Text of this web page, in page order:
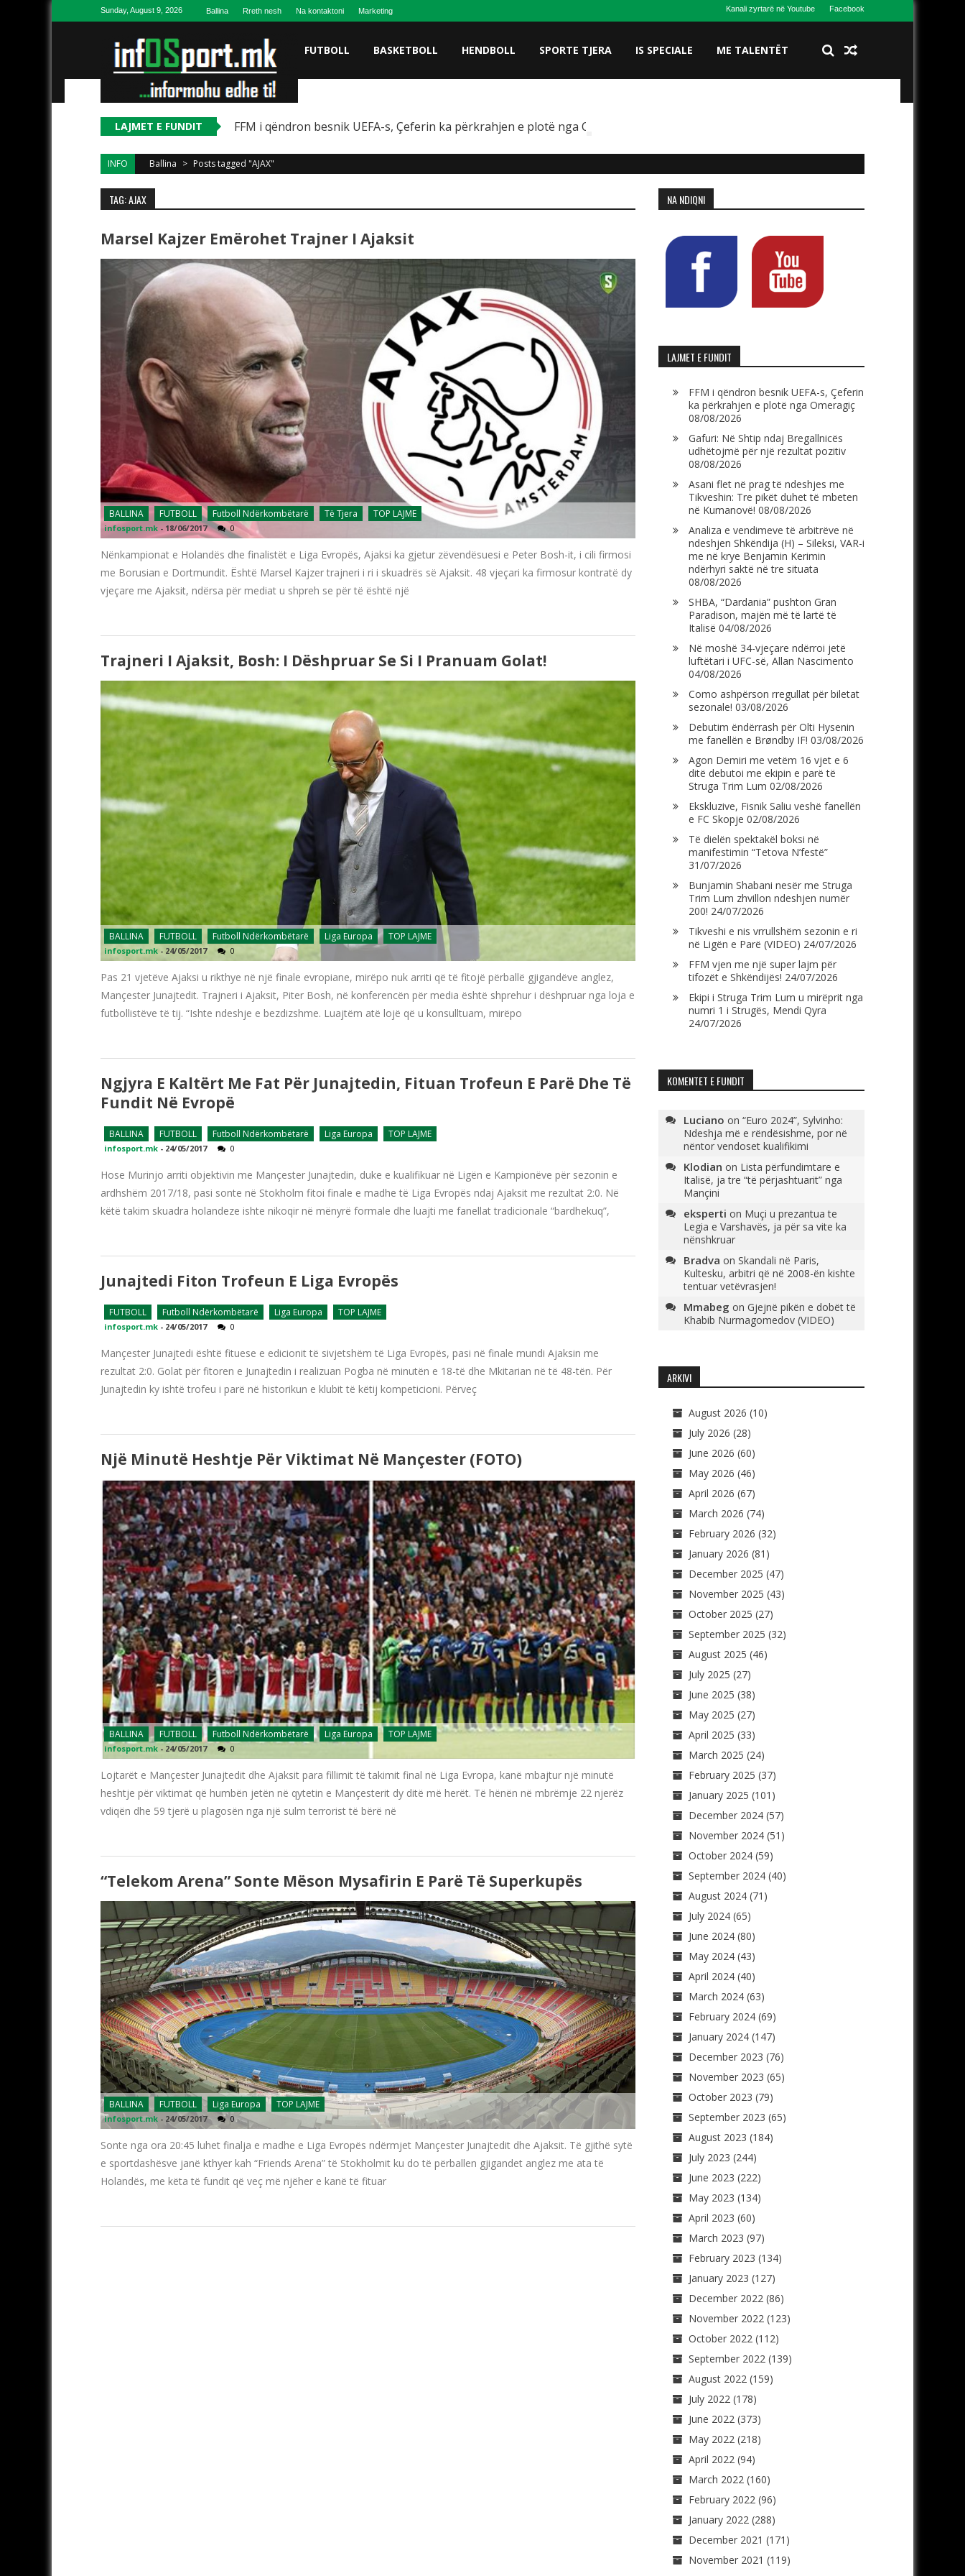
Skip to contentSunday, August 9, 2026 Ballina Rreth nesh Na kontaktoni Marketing Kanali zyrtarë në Youtube Facebook
FUTBOLL BASKETBOLL HENDBOLL SPORTE TJERA IS SPECIALE ME TALENTËT
LAJMET E FUNDIT FFM i qëndron besnik UEFA-s, Çeferin ka përkrahjen e plotë nga Omeragiç
INFO Ballina > Posts tagged "AJAX"
TAG: AJAX
Marsel Kajzer Emërohet Trajner I Ajaksit
BALLINA FUTBOLL Futboll Ndërkombëtarë Të Tjera TOP LAJME
infosport.mk - 18/06/2017 0
Nënkampionat e Holandës dhe finalistët e Liga Evropës, Ajaksi ka gjetur zëvendësuesi e Peter Bosh-it, i cili firmosi
me Borusian e Dortmundit. Është Marsel Kajzer trajneri i ri i skuadrës së Ajaksit. 48 vjeçari ka firmosur kontratë dy
vjeçare me Ajaksit, ndërsa për mediat u shpreh se për të është një
Trajneri I Ajaksit, Bosh: I Dëshpruar Se Si I Pranuam Golat!
BALLINA FUTBOLL Futboll Ndërkombëtarë Liga Europa TOP LAJME
infosport.mk - 24/05/2017 0
Pas 21 vjetëve Ajaksi u rikthye në një finale evropiane, mirëpo nuk arriti që të fitojë përballë gjigandëve anglez,
Mançester Junajtedit. Trajneri i Ajaksit, Piter Bosh, në konferencën për media është shprehur i dëshpruar nga loja e
futbollistëve të tij. “Ishte ndeshje e bezdizshme. Luajtëm atë lojë që u konsulltuam, mirëpo
Ngjyra E Kaltërt Me Fat Për Junajtedin, Fituan Trofeun E Parë Dhe Të
Fundit Në Evropë
BALLINA FUTBOLL Futboll Ndërkombëtarë Liga Europa TOP LAJME
infosport.mk - 24/05/2017 0
Hose Murinjo arriti objektivin me Mançester Junajtedin, duke e kualifikuar në Ligën e Kampionëve për sezonin e
ardhshëm 2017/18, pasi sonte në Stokholm fitoi finale e madhe të Liga Evropës ndaj Ajaksit me rezultat 2:0. Në
këtë takim skuadra holandeze ishte nikoqir në mënyrë formale dhe luajti me fanellat tradicionale “bardhekuq”,
Junajtedi Fiton Trofeun E Liga Evropës
FUTBOLL Futboll Ndërkombëtarë Liga Europa TOP LAJME
infosport.mk - 24/05/2017 0
Mançester Junajtedi është fituese e edicionit të sivjetshëm të Liga Evropës, pasi në finale mundi Ajaksin me
rezultat 2:0. Golat për fitoren e Junajtedin i realizuan Pogba në minutën e 18-të dhe Mkitarian në të 48-tën. Për
Junajtedin ky ishtë trofeu i parë në historikun e klubit të këtij kompeticioni. Përveç
Një Minutë Heshtje Për Viktimat Në Mançester (FOTO)
BALLINA FUTBOLL Futboll Ndërkombëtarë Liga Europa TOP LAJME
infosport.mk - 24/05/2017 0
Lojtarët e Mançester Junajtedit dhe Ajaksit para fillimit të takimit final në Liga Evropa, kanë mbajtur një minutë
heshtje për viktimat që humbën jetën në qytetin e Mançesterit dy ditë më herët. Të hënën në mbrëmje 22 njerëz
vdiqën dhe 59 tjerë u plagosën nga një sulm terrorist të bërë në
“Telekom Arena” Sonte Mëson Mysafirin E Parë Të Superkupës
BALLINA FUTBOLL Liga Europa TOP LAJME
infosport.mk - 24/05/2017 0
Sonte nga ora 20:45 luhet finalja e madhe e Liga Evropës ndërmjet Mançester Junajtedit dhe Ajaksit. Të gjithë sytë
e sportdashësve janë kthyer kah “Friends Arena” të Stokholmit ku do të përballen gjigandet anglez me ata të
Holandës, me këta të fundit që veç më njëher e kanë të fituar
NA NDIQNI
LAJMET E FUNDIT
FFM i qëndron besnik UEFA-s, Çeferin
ka përkrahjen e plotë nga Omeragiç
08/08/2026
Gafuri: Në Shtip ndaj Bregallnicës
udhëtojmë për një rezultat pozitiv
08/08/2026
Asani flet në prag të ndeshjes me
Tikveshin: Tre pikët duhet të mbeten
në Kumanovë! 08/08/2026
Analiza e vendimeve të arbitrëve në
ndeshjen Shkëndija (H) – Sileksi, VAR-i
me në krye Benjamin Kerimin
ndërhyri saktë në tre situata
08/08/2026
SHBA, “Dardania” pushton Gran
Paradison, majën më të lartë të
Italisë 04/08/2026
Në moshë 34-vjeçare ndërroi jetë
luftëtari i UFC-së, Allan Nascimento
04/08/2026
Como ashpërson rregullat për biletat
sezonale! 03/08/2026
Debutim ëndërrash për Olti Hysenin
me fanellën e Brøndby IF! 03/08/2026
Agon Demiri me vetëm 16 vjet e 6
ditë debutoi me ekipin e parë të
Struga Trim Lum 02/08/2026
Ekskluzive, Fisnik Saliu veshë fanellën
e FC Skopje 02/08/2026
Të dielën spektakël boksi në
manifestimin “Tetova N’festë”
31/07/2026
Bunjamin Shabani nesër me Struga
Trim Lum zhvillon ndeshjen numër
200! 24/07/2026
Tikveshi e nis vrrullshëm sezonin e ri
në Ligën e Parë (VIDEO) 24/07/2026
FFM vjen me një super lajm për
tifozët e Shkëndijës! 24/07/2026
Ekipi i Struga Trim Lum u mirëprit nga
numri 1 i Strugës, Mendi Qyra
24/07/2026
KOMENTET E FUNDIT
Luciano on “Euro 2024”, Sylvinho:
Ndeshja më e rëndësishme, por në
nëntor vendoset kualifikimi
Klodian on Lista përfundimtare e
Italisë, ja tre “të përjashtuarit” nga
Mançini
eksperti on Muçi u prezantua te
Legia e Varshavës, ja për sa vite ka
nënshkruar
Bradva on Skandali në Paris,
Kultesku, arbitri që në 2008-ën kishte
tentuar vetëvrasjen!
Mmabeg on Gjejnë pikën e dobët të
Khabib Nurmagomedov (VIDEO)
ARKIVI
August 2026 (10)
July 2026 (28)
June 2026 (60)
May 2026 (46)
April 2026 (67)
March 2026 (74)
February 2026 (32)
January 2026 (81)
December 2025 (47)
November 2025 (43)
October 2025 (27)
September 2025 (32)
August 2025 (46)
July 2025 (27)
June 2025 (38)
May 2025 (27)
April 2025 (33)
March 2025 (24)
February 2025 (37)
January 2025 (101)
December 2024(57)
November 2024(51)
October 2024(59)
September 2024(40)
August 2024(71)
July 2024(65)
June 2024(80)
May 2024(43)
April 2024(40)
March 2024(63)
February 2024(69)
January 2024(147)
December 2023 (76)
November 2023 (65)
October 2023 (79)
September 2023 (65)
August 2023 (184)
July 2023 (244)
June 2023 (222)
May 2023 (134)
April 2023 (60)
March 2023 (97)
February 2023 (134)
January 2023 (127)
December 2022(86)
November 2022(123)
October 2022(112)
September 2022(139)
August 2022(159)
July 2022(178)
June 2022(373)
May 2022(218)
April 2022(94)
March 2022(160)
February 2022(96)
January 2022(288)
December 2021 (171)
November 2021 (119)